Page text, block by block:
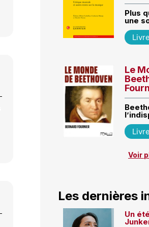
Plus
une
Livre
Le
Livre
Voir
Les dernières
Un